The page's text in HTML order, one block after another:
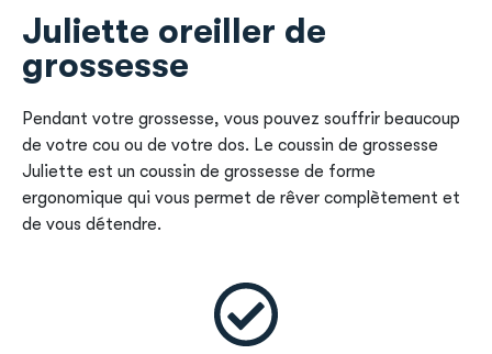
Juliette oreiller de
grossesse
Pendant votre grossesse, vous pouvez souffrir beaucoup
de votre cou ou de votre dos. Le coussin de grossesse
Juliette est un coussin de grossesse de forme
ergonomique qui vous permet de rêver complètement et
de vous détendre.